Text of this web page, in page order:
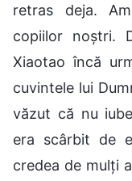
retras deja.
copiilor noștri.
Xiaotao încă
cuvintele lui
văzut că nu
era scârbit de
credea de mulți